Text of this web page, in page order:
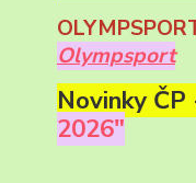
Olympsport
Novinky
2026"